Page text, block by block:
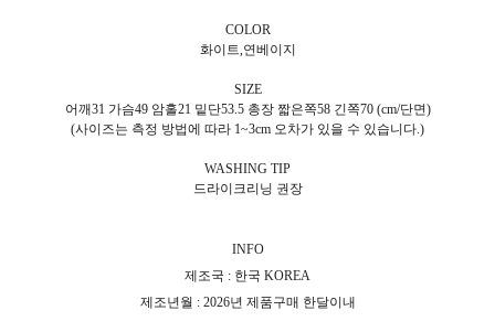
COLOR
화이트,연베이지
SIZE
어깨31 가슴49 암홀21 밑단53.5 총장 짧은쪽58 긴쪽70 (cm/단면)
(사이즈는 측정 방법에 따라 1~3cm 오차가 있을 수 있습니다.)
WASHING TIP
드라이크리닝 권장
INFO
제조국 : 한국 KOREA
제조년월 : 2026년 제품구매 한달이내